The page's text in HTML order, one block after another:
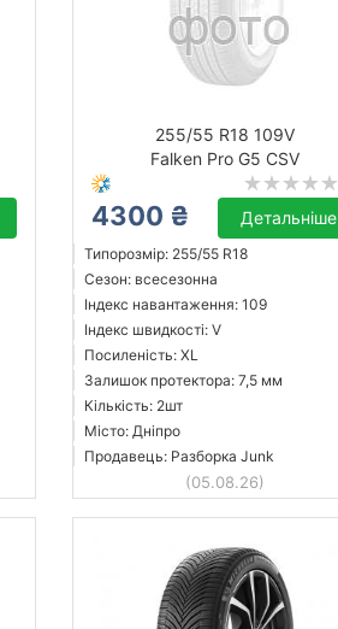
255/55 R18 109V
Falken Pro G5 CSV
4300 ₴ Детальніше
Типорозмір: 255/55 R18
Сезон: всесезонна
Індекс навантаження: 109
Індекс швидкості: V
Посиленість: XL
Залишок протектора: 7,5 мм
Кількість: 2шт
Місто: Дніпро
Продавець: Разборка Junk
(05.08.26)